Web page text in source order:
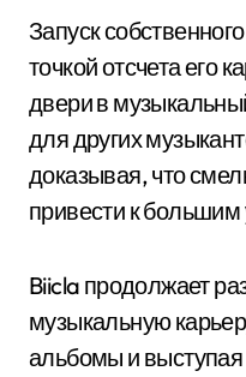
Запуск
точкой отсчета его
двери в
для других
доказывая, что
привести к
Biicla продолжает
музыкальную
альбомы и